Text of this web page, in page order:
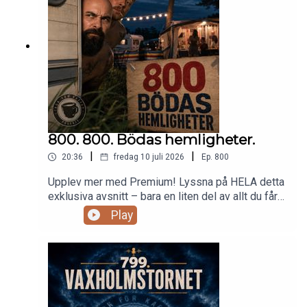
800. 800. Bödas hemligheter.
20:36 fredag 10 juli 2026 Ep. 800
Upplev mer med Premium! Lyssna på HELA detta
exklusiva avsnitt – bara en liten del av allt du får
som Premium-medlem.Gå med i Premium idag
och njut av: Obegränsad tillgång till alla våra
avsnitt, inklusive specialer! 2 avsnitt/vecka -
varje måndag och fredag. 900+ timmar av
underhållning – perfekt för att lyssna offline när
du är på språng. Möjlighet att kommentera och
engagera dig direkt i varje avsnitt.Bli en del av
Play